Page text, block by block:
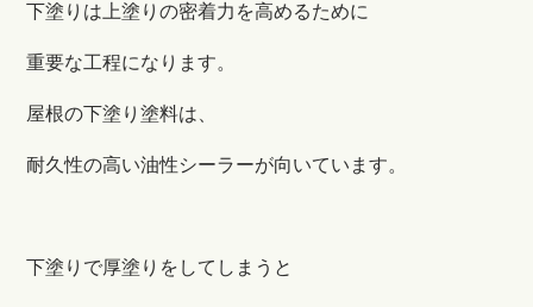
下塗りは上塗りの密着力を高めるために
重要な工程になります。
屋根の下塗り塗料は、
耐久性の高い油性シーラーが向いています。
下塗りで厚塗りをしてしまうと